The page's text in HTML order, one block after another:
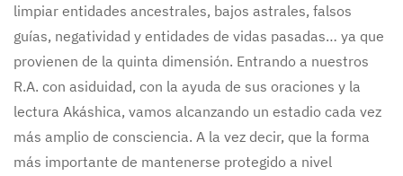
limpiar entidades ancestrales, bajos astrales, falsos
guías, negatividad y entidades de vidas pasadas… ya que
provienen de la quinta dimensión. Entrando a nuestros
R.A. con asiduidad, con la ayuda de sus oraciones y la
lectura Akáshica, vamos alcanzando un estadio cada vez
más amplio de consciencia. A la vez decir, que la forma
más importante de mantenerse protegido a nivel